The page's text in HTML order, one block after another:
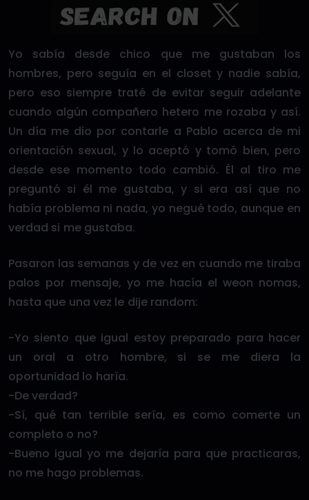
Yo sabía desde chico que me gustaban los
hombres, pero seguía en el closet y nadie sabía,
pero eso siempre traté de evitar seguir adelante
cuando algún compañero hetero me rozaba y así.
Un día me dio por contarle a Pablo acerca de mi
orientación sexual, y lo aceptó y tomó bien, pero
desde ese momento todo cambió. Él al tiro me
preguntó si él me gustaba, y si era así que no
había problema ni nada, yo negué todo, aunque en
verdad si me gustaba.
Pasaron las semanas y de vez en cuando me tiraba
palos por mensaje, yo me hacía el weon nomas,
hasta que una vez le dije random:
-Yo siento que igual estoy preparado para hacer
un oral a otro hombre, si se me diera la
oportunidad lo haría.
-De verdad?
-Sí, qué tan terrible sería, es como comerte un
completo o no?
-Bueno igual yo me dejaría para que practicaras,
no me hago problemas.